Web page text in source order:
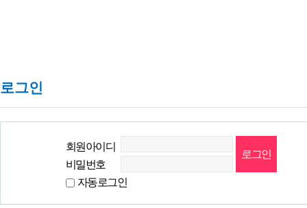
로그인
회원아이디
비밀번호
자동로그인